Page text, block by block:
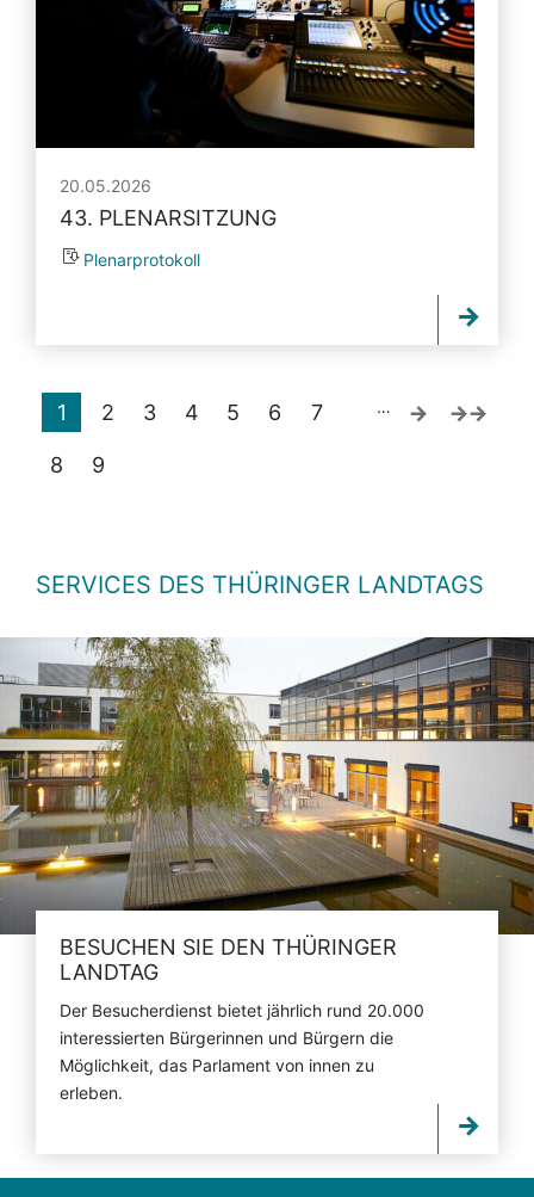
20.05.2026
43. PLENARSITZUNG
Plenarprotokoll
1 2 3 4 5 6 7
8 9
…
SERVICES DES THÜRINGER LANDTAGS
BESUCHEN SIE DEN THÜRINGER
LANDTAG
Der Besucherdienst bietet jährlich rund 20.000
interessierten Bürgerinnen und Bürgern die
Möglichkeit, das Parlament von innen zu
erleben.